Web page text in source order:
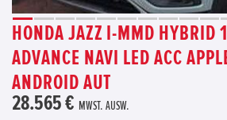
HONDA JAZZ I-MMD HYBRID
ADVANCE NAVI LED ACC
ANDROID AUT
28.565 € MWST. AUSW.